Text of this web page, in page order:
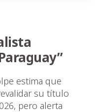
estima que
su título
pero alerta